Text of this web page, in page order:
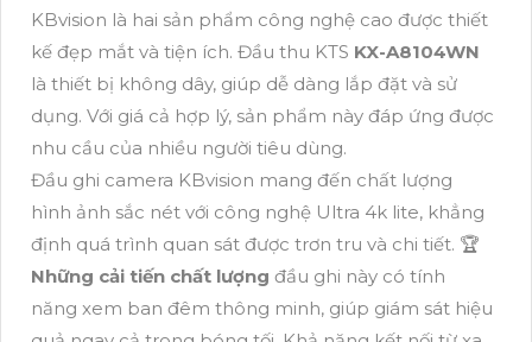
KBvision là hai sản phẩm công nghệ cao được thiết
kế đẹp mắt và tiện ích. Đầu thu KTS KX-A8104WN
là thiết bị không dây, giúp dễ dàng lắp đặt và sử
dụng. Với giá cả hợp lý, sản phẩm này đáp ứng được
nhu cầu của nhiều người tiêu dùng.
Đầu ghi camera KBvision mang đến chất lượng
hình ảnh sắc nét với công nghệ Ultra 4k lite, khẳng
định quá trình quan sát được trơn tru và chi tiết. 🏆
Những cải tiến chất lượng đầu ghi này có tính
năng xem ban đêm thông minh, giúp giám sát hiệu